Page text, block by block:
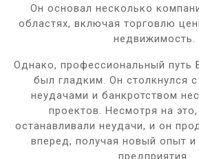
Он основал несколько
областях, включая торговлю
недвижимость.
Однако, профессиональный путь
был гладким. Он столкнулся
неудачами и банкротством
проектов. Несмотря на
останавливали неудачи, и он
вперед, получая новый опыт
предприятия.